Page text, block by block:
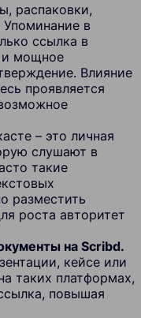
распаковки,
Упоминание в
ссылка в
и мощное
Влияние
проявляется
– это личная
слушают в
такие
разместить
роста авторитет
на Scribd.
кейсе или
таких платформах,
повышая